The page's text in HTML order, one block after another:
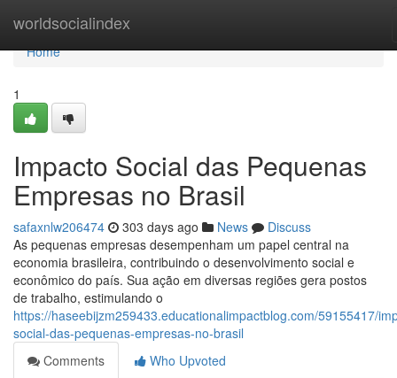
worldsocialindex
Home
Home
1
Impacto Social das Pequenas
Empresas no Brasil
safaxnlw206474 303 days ago News
Discuss
As pequenas empresas desempenham um papel central na
economia brasileira, contribuindo o desenvolvimento social e
econômico do país. Sua ação em diversas regiões gera postos
de trabalho, estimulando o
https://haseebijzm259433.educationalimpactblog.com/59155417/
social-das-pequenas-empresas-no-brasil
Comments
Who Upvoted